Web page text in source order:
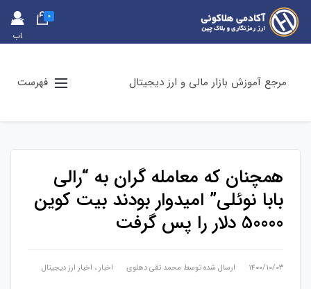
حس
اب
0
مرجع آموزش بازار مالی و ارز دیجیتال فهرست
همچنان که معامله گران به “رالی
بابا نوئلی” امیدوار بودند بیت کوین
50000 دلار را پس گرفت
۱۴۰۰/۱۰/۰۳ ارسال شده توسط محمد تقی دهلوی اخبار ، اخبار ارز دیجیتال